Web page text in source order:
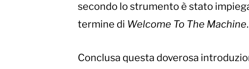
secondo lo strumento è stato
termine di Welcome To The Machine.
Conclusa questa doverosa